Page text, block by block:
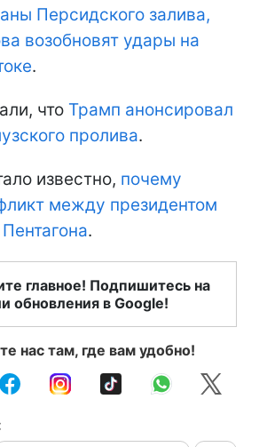
Персидского залива,
возобновят удары на
.
что Трамп анонсировал
пролива.
известно, почему
между президентом
.
главное! Подпишитесь на
обновления в Google!
нас там, где вам удобно!